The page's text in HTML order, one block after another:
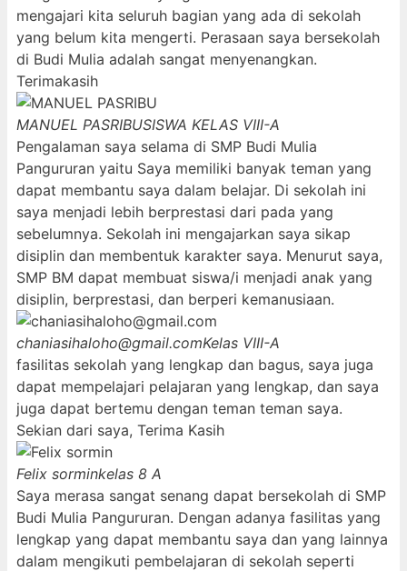
mengajari kita seluruh bagian yang ada di sekolah
yang belum kita mengerti. Perasaan saya bersekolah
di Budi Mulia adalah sangat menyenangkan.
Terimakasih
MANUEL PASRIBUSISWA KELAS VIII-A
Pengalaman saya selama di SMP Budi Mulia
Pangururan yaitu Saya memiliki banyak teman yang
dapat membantu saya dalam belajar. Di sekolah ini
saya menjadi lebih berprestasi dari pada yang
sebelumnya. Sekolah ini mengajarkan saya sikap
disiplin dan membentuk karakter saya. Menurut saya,
SMP BM dapat membuat siswa/i menjadi anak yang
disiplin, berprestasi, dan berperi kemanusiaan.
chaniasihaloho@gmail.comKelas VIII-A
fasilitas sekolah yang lengkap dan bagus, saya juga
dapat mempelajari pelajaran yang lengkap, dan saya
juga dapat bertemu dengan teman teman saya.
Sekian dari saya, Terima Kasih
Felix sorminkelas 8 A
Saya merasa sangat senang dapat bersekolah di SMP
Budi Mulia Pangururan. Dengan adanya fasilitas yang
lengkap yang dapat membantu saya dan yang lainnya
dalam mengikuti pembelajaran di sekolah seperti